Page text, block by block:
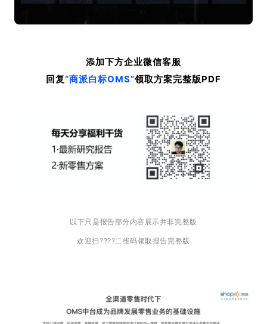
添加下方企业微信客服
回复“商派白标OMS”领取方案完整版PDF
以下只是报告部分内容展示并非完整版
欢迎扫????二维码领取报告完整版